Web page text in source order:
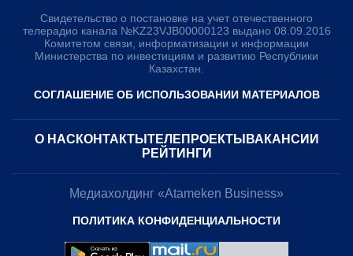
Свидетельство о постановке на учет отечественного
телерадио канала №KZ23VJB00000123 выдано 08.09.2016
Комитетом связи, информатизации и информации
Министерства по инвестициям и развитию Республики
Казахстан.
СОГЛАШЕНИЕ ОБ ИСПОЛЬЗОВАНИИ МАТЕРИАЛОВ
О НАС КОНТАКТЫ ТЕЛЕПРОЕКТЫ ВАКАНСИИ
РЕЙТИНГИ
Медиахолдинг «Atameken Business»
ПОЛИТИКА КОНФИДЕНЦИАЛЬНОСТИ